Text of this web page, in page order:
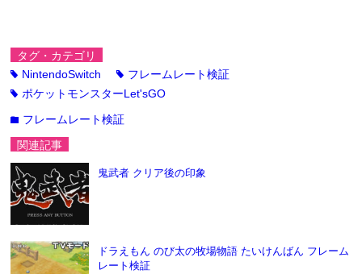
タグ・カテゴリ
tag NintendoSwitch tag フレームレート検証
tag ポケットモンスターLet'sGO
folder フレームレート検証
関連記事
鬼武者 クリア後の印象
ドラえもん のび太の牧場物語 たいけんばん フレーム
レート検証